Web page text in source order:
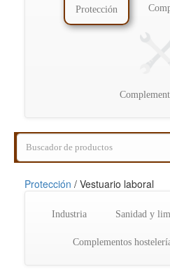
Protección
Protección / Vestuario laboral
Industria Sanidad y
Complementos